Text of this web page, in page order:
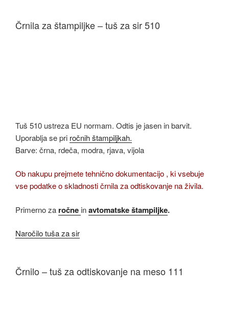
Črnila za štampiljke – tuš za sir 510
Tuš 510 ustreza EU normam. Odtis je jasen in barvit.
Uporablja se pri ročnih štampiljkah.
Barve: črna, rdeča, modra, rjava, vijola
Ob nakupu prejmete tehnično dokumentacijo , ki vsebuje
vse podatke o skladnosti črnila za odtiskovanje na živila.
Primerno za ročne inavtomatske štampiljke.
Naročilo tuša za sir
Črnilo – tuš za odtiskovanje na meso 111